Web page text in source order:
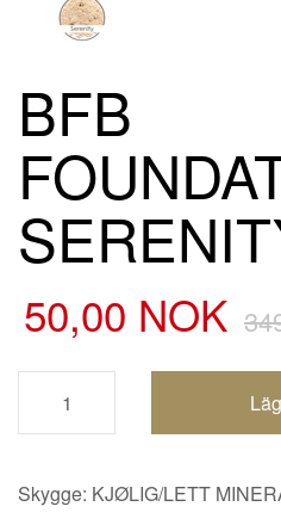
BFB
50,00 NOK
Skygge: KJØLIG/LETT